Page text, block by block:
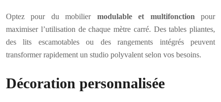
Optez pour du mobilier modulable et multifonction pour
maximiser l’utilisation de chaque mètre carré. Des tables pliantes,
des lits escamotables ou des rangements intégrés peuvent
transformer rapidement un studio polyvalent selon vos besoins.
Décoration personnalisée